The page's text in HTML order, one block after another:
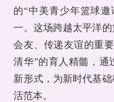
的“中美青少年篮球
一。这场跨越太平洋
会友、传递友谊的重
清华”的育人精髓，通
新形式，为新时代基
活范本。